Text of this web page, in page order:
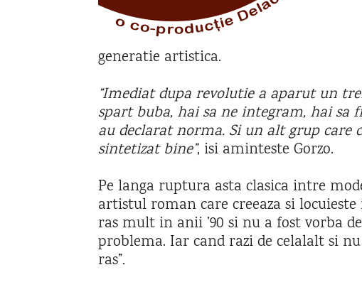
generatie artistica.
“Imediat dupa revolutie a aparut un
spart buba, hai sa ne integram, hai
au declarat norma. Si un alt grup
sintetizat bine”, isi aminteste Gorzo.
Pe langa ruptura asta clasica intre
artistul roman care creeaza si
ras mult in anii ’90 si nu a fost vorba
problema. Iar cand razi de celalalt si
ras”.